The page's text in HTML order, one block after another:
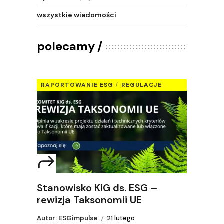
wszystkie wiadomości
polecamy
RAPORTOWANIE ESG REGULACJE
Stanowisko KIG ds. ESG –
rewizja Taksonomii UE
Autor: ESGimpulse 21 lutego